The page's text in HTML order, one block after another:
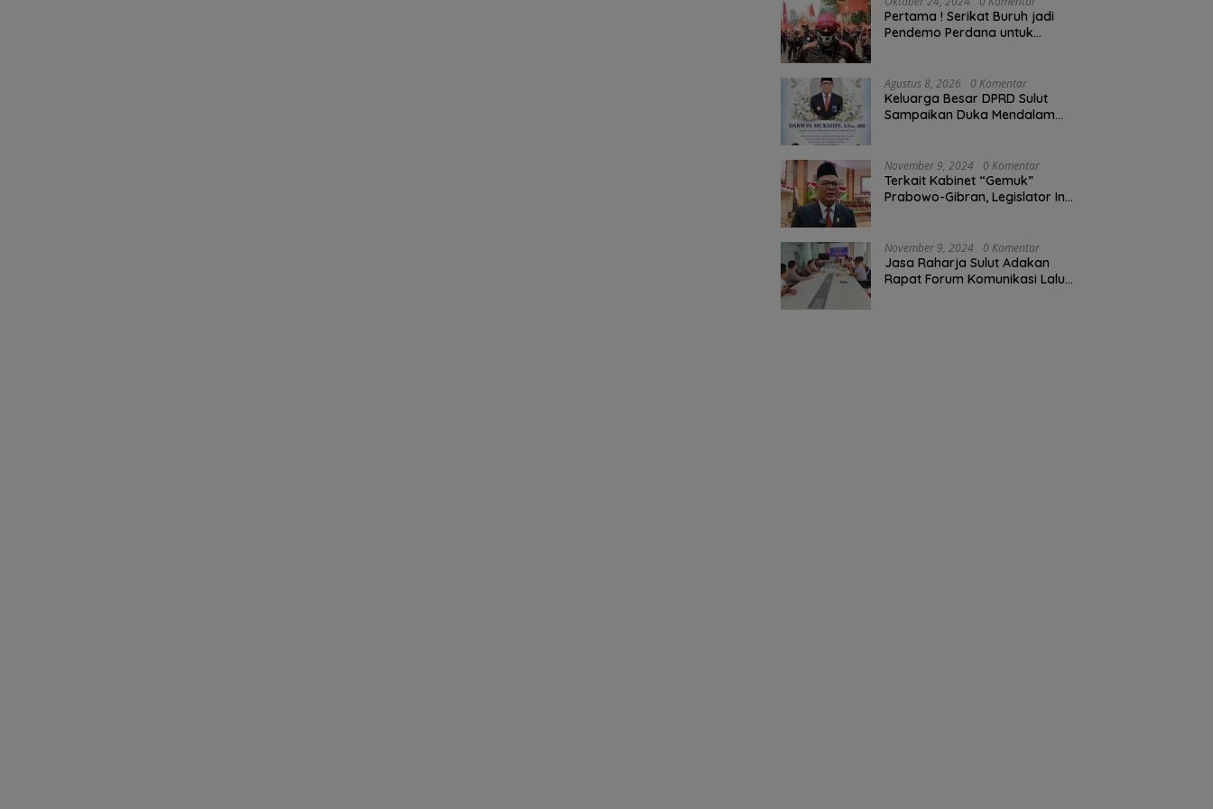
Pertama ! Serikat Buruh jadi
Pendemo Perdana untuk
Agustus 8, 2026 0 Komentar
Keluarga Besar DPRD Sulut
Sampaikan Duka Mendalam
November 9, 2024 0 Komentar
Terkait Kabinet “Gemuk”
Prabowo-Gibran, Legislator Ini
November 9, 2024 0 Komentar
Jasa Raharja Sulut Adakan
Rapat Forum Komunikasi Lalu